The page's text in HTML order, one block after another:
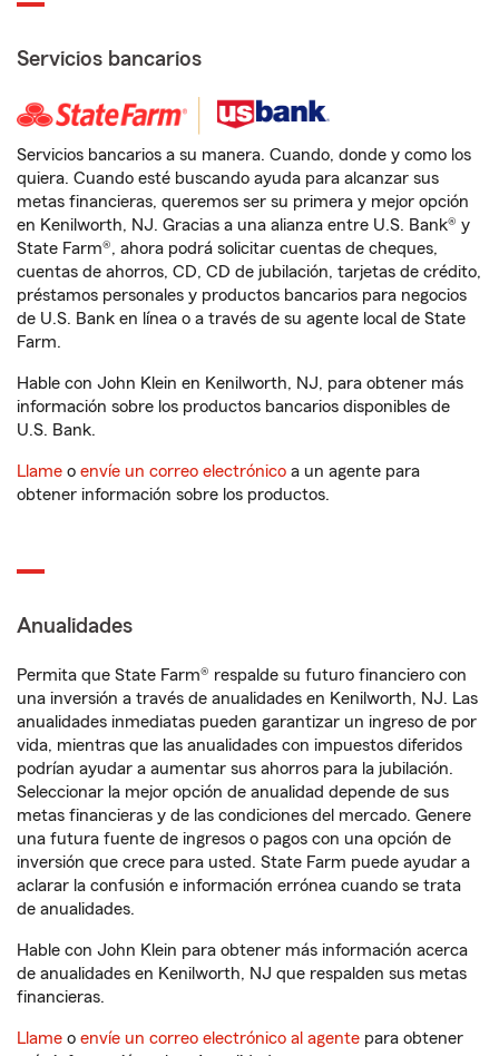
Servicios bancarios
Servicios bancarios a su manera. Cuando, donde y como los
quiera. Cuando esté buscando ayuda para alcanzar sus
metas financieras, queremos ser su primera y mejor opción
en Kenilworth, NJ. Gracias a una alianza entre U.S. Bank® y
State Farm®, ahora podrá solicitar cuentas de cheques,
cuentas de ahorros, CD, CD de jubilación, tarjetas de crédito,
préstamos personales y productos bancarios para negocios
de U.S. Bank en línea o a través de su agente local de State
Farm.
Hable con John Klein en Kenilworth, NJ, para obtener más
información sobre los productos bancarios disponibles de
U.S. Bank.
Llame o envíe un correo electrónico a un agente para
obtener información sobre los productos.
Anualidades
Permita que State Farm® respalde su futuro financiero con
una inversión a través de anualidades en Kenilworth, NJ. Las
anualidades inmediatas pueden garantizar un ingreso de por
vida, mientras que las anualidades con impuestos diferidos
podrían ayudar a aumentar sus ahorros para la jubilación.
Seleccionar la mejor opción de anualidad depende de sus
metas financieras y de las condiciones del mercado. Genere
una futura fuente de ingresos o pagos con una opción de
inversión que crece para usted. State Farm puede ayudar a
aclarar la confusión e información errónea cuando se trata
de anualidades.
Hable con John Klein para obtener más información acerca
de anualidades en Kenilworth, NJ que respalden sus metas
financieras.
Llame o envíe un correo electrónico al agente para obtener